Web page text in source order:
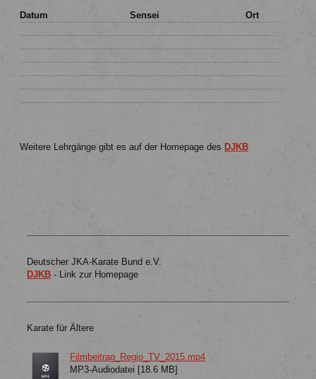
Datum Sensei Ort
Weitere Lehrgänge gibt es auf der Homepage des DJKB
Deutscher JKA-Karate Bund e.V.
DJKB - Link zur Homepage
Karate für Ältere
Filmbeitrag_Regio_TV_2015.mp4
MP3-Audiodatei [18.6 MB]